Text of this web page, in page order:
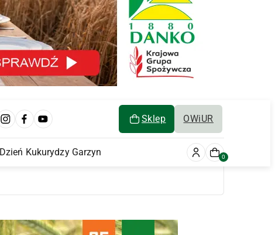
Sklep OWiUR
Dzień Kukurydzy Garzyn 0